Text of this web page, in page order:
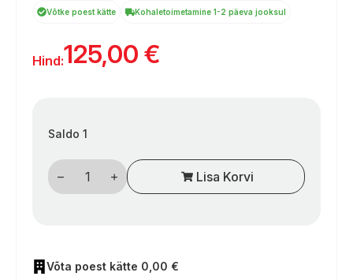
Võtke poest kätte Kohaletoimetamine 1-2 päeva jooksul
Hind:125,00 €
Saldo 1
CEE
kabelio
ritė
F
Lisa Korvi
Võta poest kätte 0,00 €